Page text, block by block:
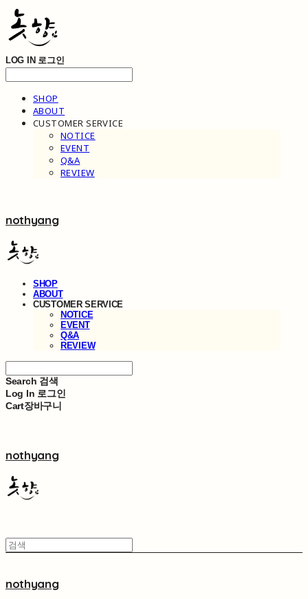
LOG IN 로그인
SHOP
ABOUT
CUSTOMER SERVICE
NOTICE
EVENT
Q&A
REVIEW
nothyang
SHOP
ABOUT
CUSTOMER SERVICE
NOTICE
EVENT
Q&A
REVIEW
Search 검색
Log In 로그인
Cart장바구니
nothyang
nothyang